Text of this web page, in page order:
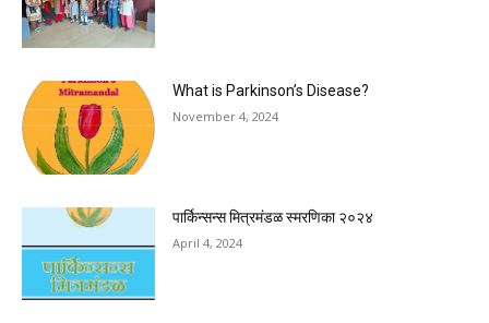
What is Parkinson’s Disease?
November 4, 2024
पार्किन्सन्स मित्रमंडळ स्मरणिका २०२४
April 4, 2024